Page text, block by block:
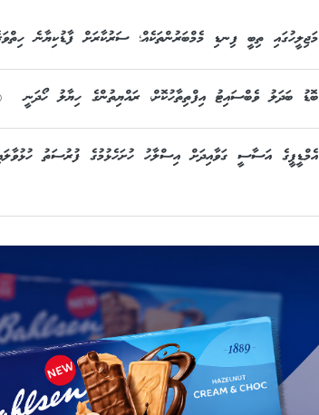
މަޖިލީހުގައި ތިބީ ފިނޑި މެމްބަރުންތަކެއް؛ ސަރުކާރަށް ފާޑުކިޔާނެ
ބޮޑު ބަދަލު ވެބްސައިޓު އިފްތިތާހުކޮށް، ރައްޔިތުންގެ ހިޔާލު ހޯދަނީ
އެމްޑީޕީގެ އަސާސީ ގަވާއިދަށް އިސްލާހު ހުށަހެޅުމުގެ ފުރުސަތު